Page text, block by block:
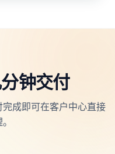
钟交付
成即可在客户中心直接